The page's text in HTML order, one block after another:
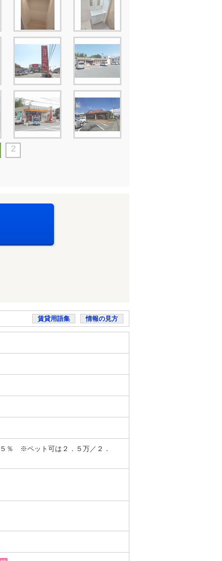
2
賃貸用語集 情報の見方
％ ※ペット可は２．５万／２．